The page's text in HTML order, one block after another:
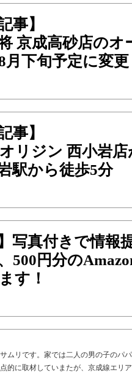
事】
京成高砂店のオ
月下旬予定に変更
事】
リジン 西小岩
駅から徒歩5分
】写真付きで情報
500円分の
す！
ムリです。家では二人の男の子のパ
的に取材していまたが、京成線エリ